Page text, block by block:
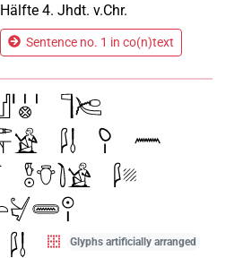
4. Jhdt. v.Chr.
Sentence no. 1 in co(n)text
Glyphs artificially arranged